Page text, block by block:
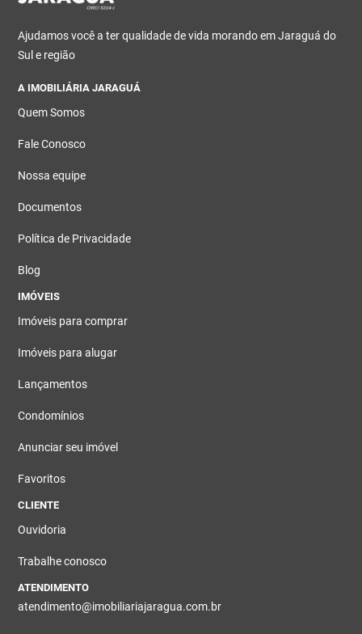
Ajudamos você a ter qualidade de vida morando em Jaraguá do
Sul e região
A IMOBILIÁRIA JARAGUÁ
Quem Somos
Fale Conosco
Nossa equipe
Documentos
Política de Privacidade
Blog
IMÓVEIS
Imóveis para comprar
Imóveis para alugar
Lançamentos
Condomínios
Anunciar seu imóvel
Favoritos
CLIENTE
Ouvidoria
Trabalhe conosco
ATENDIMENTO
atendimento@imobiliariajaragua.com.br